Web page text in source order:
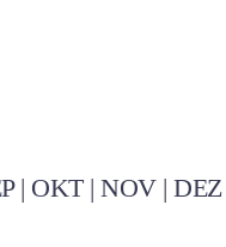
| OKT| NOV| DEZ